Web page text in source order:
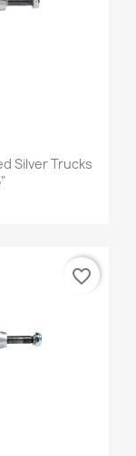
Silver Trucks
favorite_border